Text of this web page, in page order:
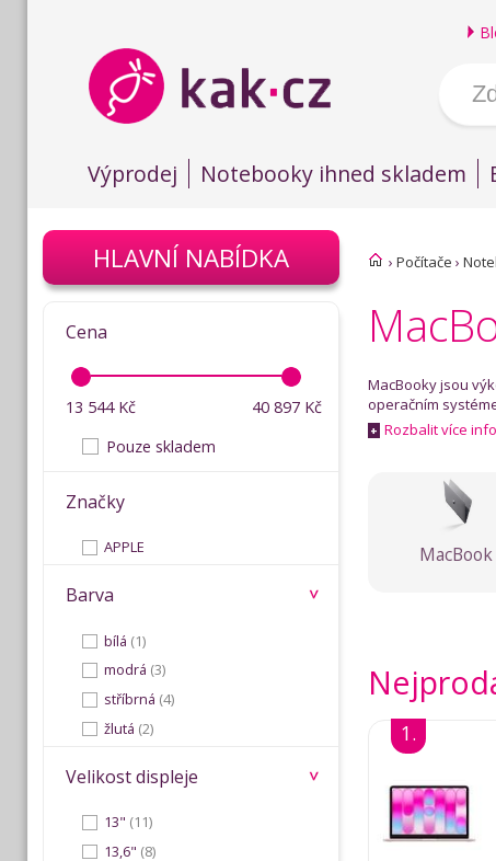
Výprodej Notebooky ihned skladem
› Počítače ›
MacBooky jsou
operačním
+ Rozbalit více
MacBook
1.
HLAVNÍ NABÍDKA
Cena
13 544Kč 40 897 Kč
Pouze skladem
Značky
APPLE
Barva
bílá (1)
modrá (3)
stříbrná (4)
žlutá (2)
Velikost displeje
13" (11)
13,6" (8)